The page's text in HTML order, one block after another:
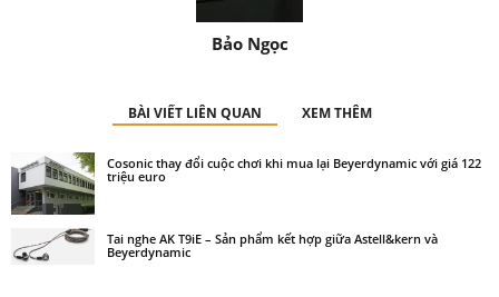
Bảo Ngọc
BÀI VIẾT LIÊN QUAN XEM THÊM
Cosonic thay đổi cuộc chơi khi mua lại Beyerdynamic với giá 122
triệu euro
Tai nghe AK T9iE – Sản phẩm kết hợp giữa Astell&kern và
Beyerdynamic